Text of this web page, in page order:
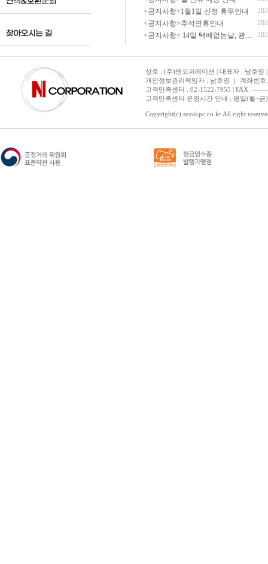
<공지사항>1월1일 신정 휴무안내
<공지사항>추석연휴안내
<공지사항> 14일 택배없는날, 광복절 휴무 배송 안내
상호 : (주)엔코퍼레이션 | 대표자 : 남호영
개인정보관리책임자 : 남호영 ｜ 계좌번
고객만족센터 : 02-1522-7955 | FAX :
고객만족센터 운영시간 안내 : 평일(월~
Copyright(c) suzakpc.co.kr All right